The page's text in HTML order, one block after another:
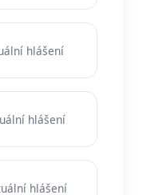
hlášení
hlášení
hlášení